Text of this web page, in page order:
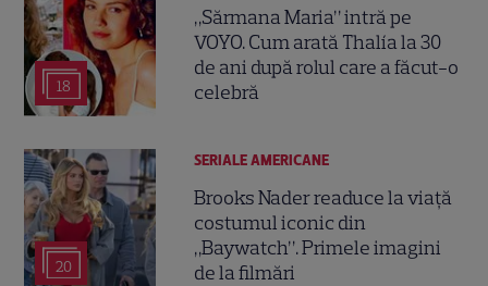
18
„Sărmana Maria” intră pe
VOYO. Cum arată Thalía la 30
de ani după rolul care a făcut-o
celebră
20
SERIALE AMERICANE
Brooks Nader readuce la viață
costumul iconic din
„Baywatch”. Primele imagini
de la filmări